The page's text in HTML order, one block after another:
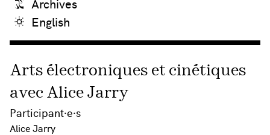
English
Arts électroniques et cinétiques
avec Alice Jarry
Participant·e·s
Alice Jarry